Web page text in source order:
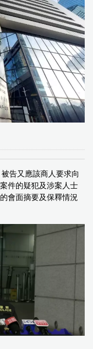
告又應該商人要求向
件的疑犯及涉案人士
會面摘要及保釋情況